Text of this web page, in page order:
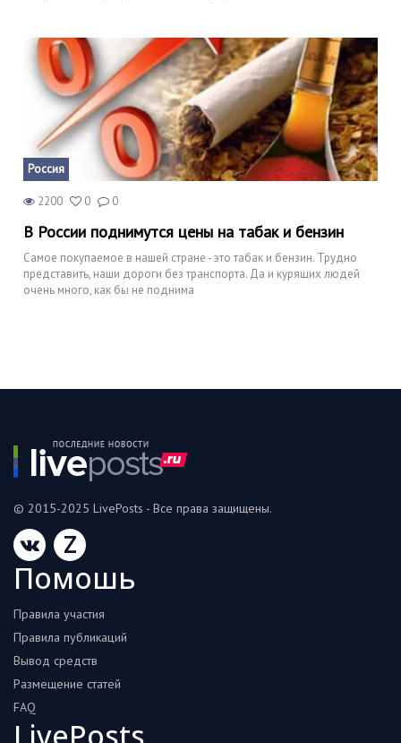
Россия
2200 0 0
В России поднимутся цены на табак и бензин
Самое покупаемое в нашей стране - это табак и бензин. Трудно
представить, наши дороги без транспорта. Да и курящих людей
очень много, как бы не поднима
© 2015-2025 LivePosts - Все права защищены.
Z
Помошь
Правила участия
Правила публикаций
Вывод средств
Размещение статей
FAQ